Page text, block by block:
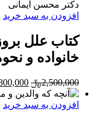
افزودن به سبد خرید
کتاب علل
خانواده و
2,500,000﷼
price
was:
افزودن به سبد خرید